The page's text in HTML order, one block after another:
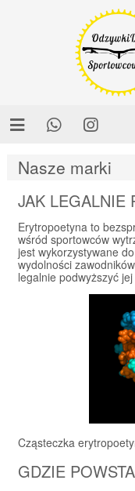
Nasze marki
JAK LEGALNIE
Erytropoetyna to
wśród sportowców
jest wykorzystywane
wydolności
legalnie podwyższyć
Cząsteczka
GDZIE